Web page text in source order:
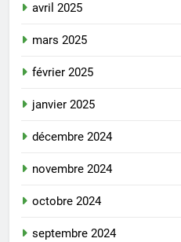
avril 2025
mars 2025
février 2025
janvier 2025
décembre 2024
novembre 2024
octobre 2024
septembre 2024